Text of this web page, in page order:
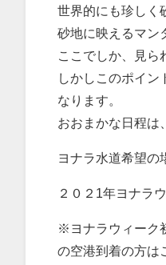
世界的にも珍しく
砂地に映えるマン
ここでしか、見ら
しかしこのポイン
なります。
おおまかな日程は
ヨナラ水道希望の
２０２1年ヨナラ
※ヨナラウィーク
の空港到着の方は